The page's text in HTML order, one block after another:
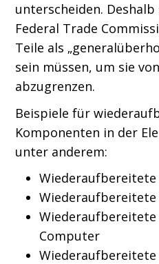
unterscheiden.
Federal Trade
Teile als
sein müssen, um sie
abzugrenzen.
Beispiele für
Komponenten in der
unter anderem:
Wiederaufbereitete
Computer